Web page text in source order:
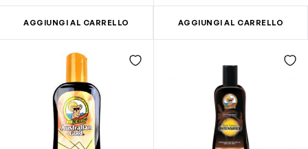
AGGIUNGI AL CARRELLO AGGIUNGI AL CARRELLO